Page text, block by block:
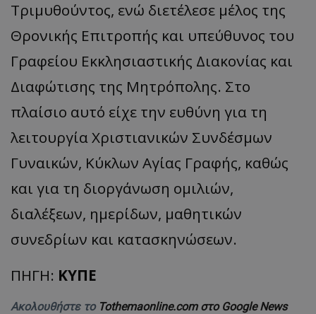
Τριμυθούντος, ενώ διετέλεσε μέλος της
Θρονικής Επιτροπής και υπεύθυνος του
Γραφείου Εκκλησιαστικής Διακονίας και
Διαφώτισης της Μητρόπολης. Στο
πλαίσιο αυτό είχε την ευθύνη για τη
λειτουργία Χριστιανικών Συνδέσμων
Γυναικών, Κύκλων Αγίας Γραφής, καθώς
και για τη διοργάνωση ομιλιών,
διαλέξεων, ημερίδων, μαθητικών
συνεδρίων και κατασκηνώσεων.
ΠΗΓΗ: ΚΥΠΕ
Ακολουθήστε το Tothemaonline.com στο Google News